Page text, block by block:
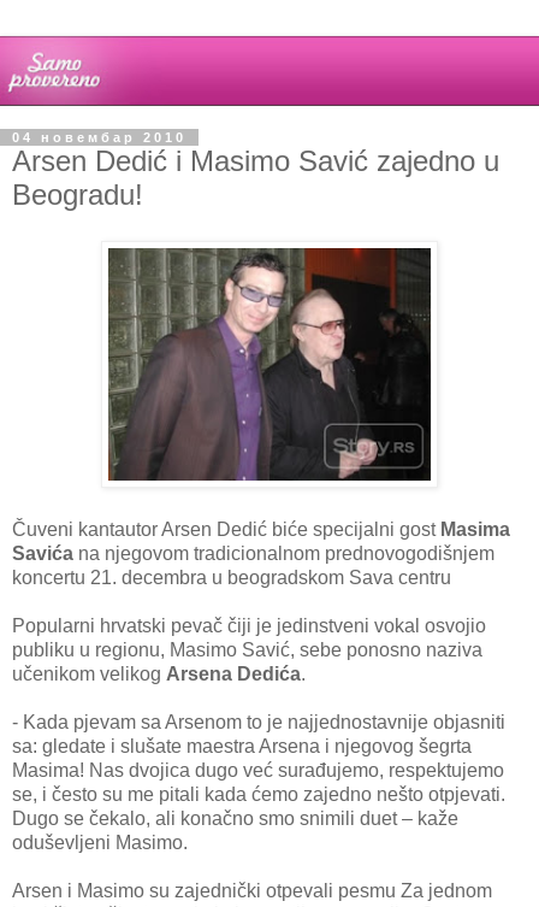
04 новембар 2010
Arsen Dedić i Masimo Savić zajedno u
Beogradu!
Čuveni kantautor Arsen Dedić biće specijalni gost Masima
Savića na njegovom tradicionalnom prednovogodišnjem
koncertu 21. decembra u beogradskom Sava centru
Popularni hrvatski pevač čiji je jedinstveni vokal osvojio
publiku u regionu, Masimo Savić, sebe ponosno naziva
učenikom velikog Arsena Dedića.
- Kada pjevam sa Arsenom to je najjednostavnije objasniti
sa: gledate i slušate maestra Arsena i njegovog šegrta
Masima! Nas dvojica dugo već surađujemo, respektujemo
se, i često su me pitali kada ćemo zajedno nešto otpjevati.
Dugo se čekalo, ali konačno smo snimili duet – kaže
oduševljeni Masimo.
Arsen i Masimo su zajednički otpevali pesmu Za jednom